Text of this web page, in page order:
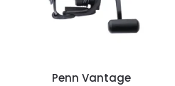
Penn Vantage